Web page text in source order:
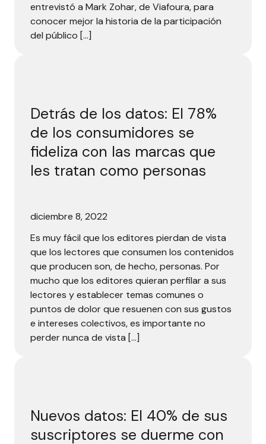
entrevistó a Mark Zohar, de Viafoura, para
conocer mejor la historia de la participación
del público […]
Detrás de los datos: El 78%
de los consumidores se
fideliza con las marcas que
les tratan como personas
diciembre 8, 2022
Es muy fácil que los editores pierdan de vista
que los lectores que consumen los contenidos
que producen son, de hecho, personas. Por
mucho que los editores quieran perfilar a sus
lectores y establecer temas comunes o
puntos de dolor que resuenen con sus gustos
e intereses colectivos, es importante no
perder nunca de vista […]
Nuevos datos: El 40% de sus
suscriptores se duerme con